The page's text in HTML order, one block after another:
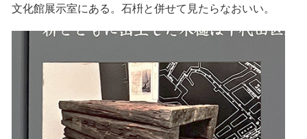
文化館展示室にある。石枡と併せて見たらなおいい。